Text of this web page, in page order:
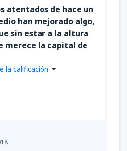
atentados de hace un
han mejorado algo,
sin estar a la altura
merece la capital de
la calificación